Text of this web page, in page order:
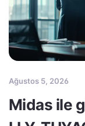
Ağustos 5, 2026
Midas ile